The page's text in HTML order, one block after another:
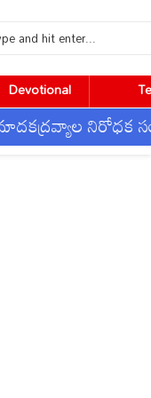
Devotional
నిరోధక సంకల్పం